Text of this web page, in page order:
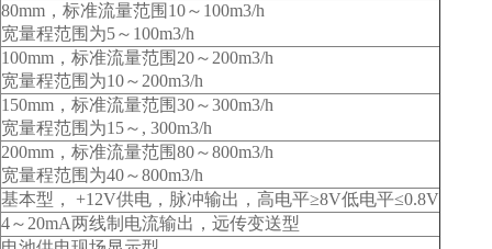
80mm ，标准流量范围10～100m3/h
宽量程范围为5～100m3/h
100mm ，标准流量范围20～200m3/h
宽量程范围为10～200m3/h
150mm ，标准流量范围30～300m3/h
宽量程范围为15～, 300m3/h
200mm ，标准流量范围80～800m3/h
宽量程范围为40～800m3/h
基本型， +12V供电，脉冲输出，高电平≥8V低电平≤0.8V
4～20mA两线制电流输出，远传变送型